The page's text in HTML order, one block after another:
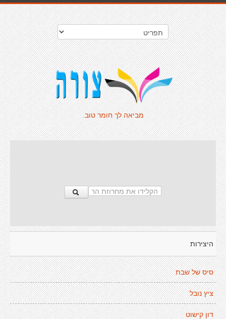
מביאה לך חומר טוב.
היצירות
סיס של שבת
ציץ נובל
דון קישוט